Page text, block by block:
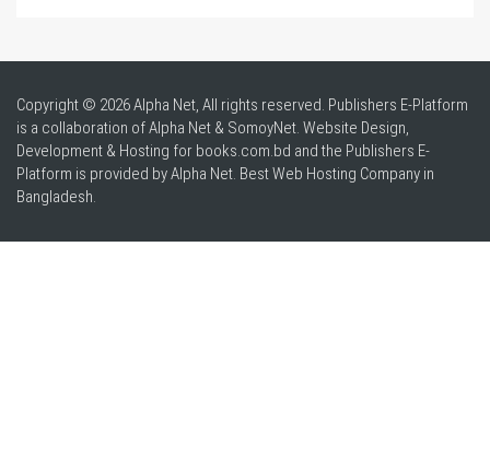
Copyright © 2026 Alpha Net, All rights reserved. Publishers E-Platform
is a collaboration of Alpha Net & SomoyNet. Website Design,
Development & Hosting for books.com.bd and the Publishers E-
Platform is provided by Alpha Net. BestWeb Hosting Company in
Bangladesh.